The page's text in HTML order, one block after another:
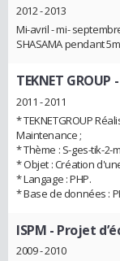
2012 - 2013
Mi-avril - mi-
SHASAMA pendant
TEKNET GROUP
2011 - 2011
* TEKNETGROUP
Maintenance ;
* Thème : S-ges-tik-2-
* Objet : Création
* Langage : PHP.
* Base de données :
ISPM - Projet
2009 - 2010